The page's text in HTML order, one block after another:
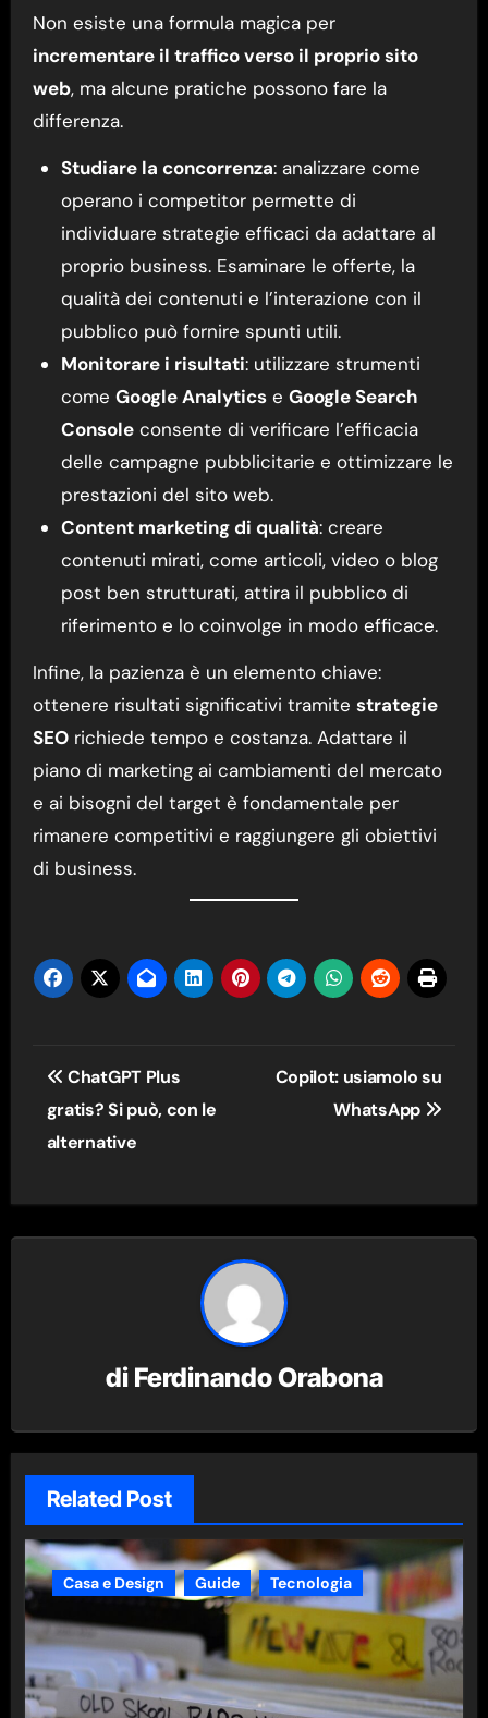
Non esiste una formula magica per
incrementare il traffico verso il proprio sito
web, ma alcune pratiche possono fare la
differenza.
Studiare la concorrenza: analizzare come
operano i competitor permette di
individuare strategie efficaci da adattare al
proprio business. Esaminare le offerte, la
qualità dei contenuti e l’interazione con il
pubblico può fornire spunti utili.
Monitorare i risultati: utilizzare strumenti
come Google Analyticse Google Search
Consoleconsente di verificare l’efficacia
delle campagne pubblicitarie e ottimizzare le
prestazioni del sito web.
Content marketing di qualità: creare
contenuti mirati, come articoli, video o blog
post ben strutturati, attira il pubblico di
riferimento e lo coinvolge in modo efficace.
Infine, la pazienza è un elemento chiave:
ottenere risultati significativi tramite strategie
SEOrichiede tempo e costanza. Adattare il
piano di marketing ai cambiamenti del mercato
e ai bisogni del target è fondamentale per
rimanere competitivi e raggiungere gli obiettivi
di business.
Navigazione
articoli
ChatGPT Plus
gratis? Si può, con le
alternative
Copilot: usiamolo su
WhatsApp
di Ferdinando Orabona
Related Post
Casa e Design Guide Tecnologia